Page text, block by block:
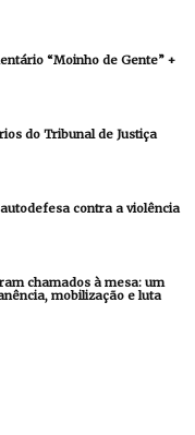
“Moinho de Gente” +
do Tribunal de Justiça
contra a violência
chamados à mesa: um
mobilização e luta